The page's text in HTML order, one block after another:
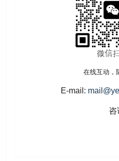
在线互动，
E-mail:
咨